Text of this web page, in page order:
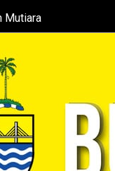
Mutiara